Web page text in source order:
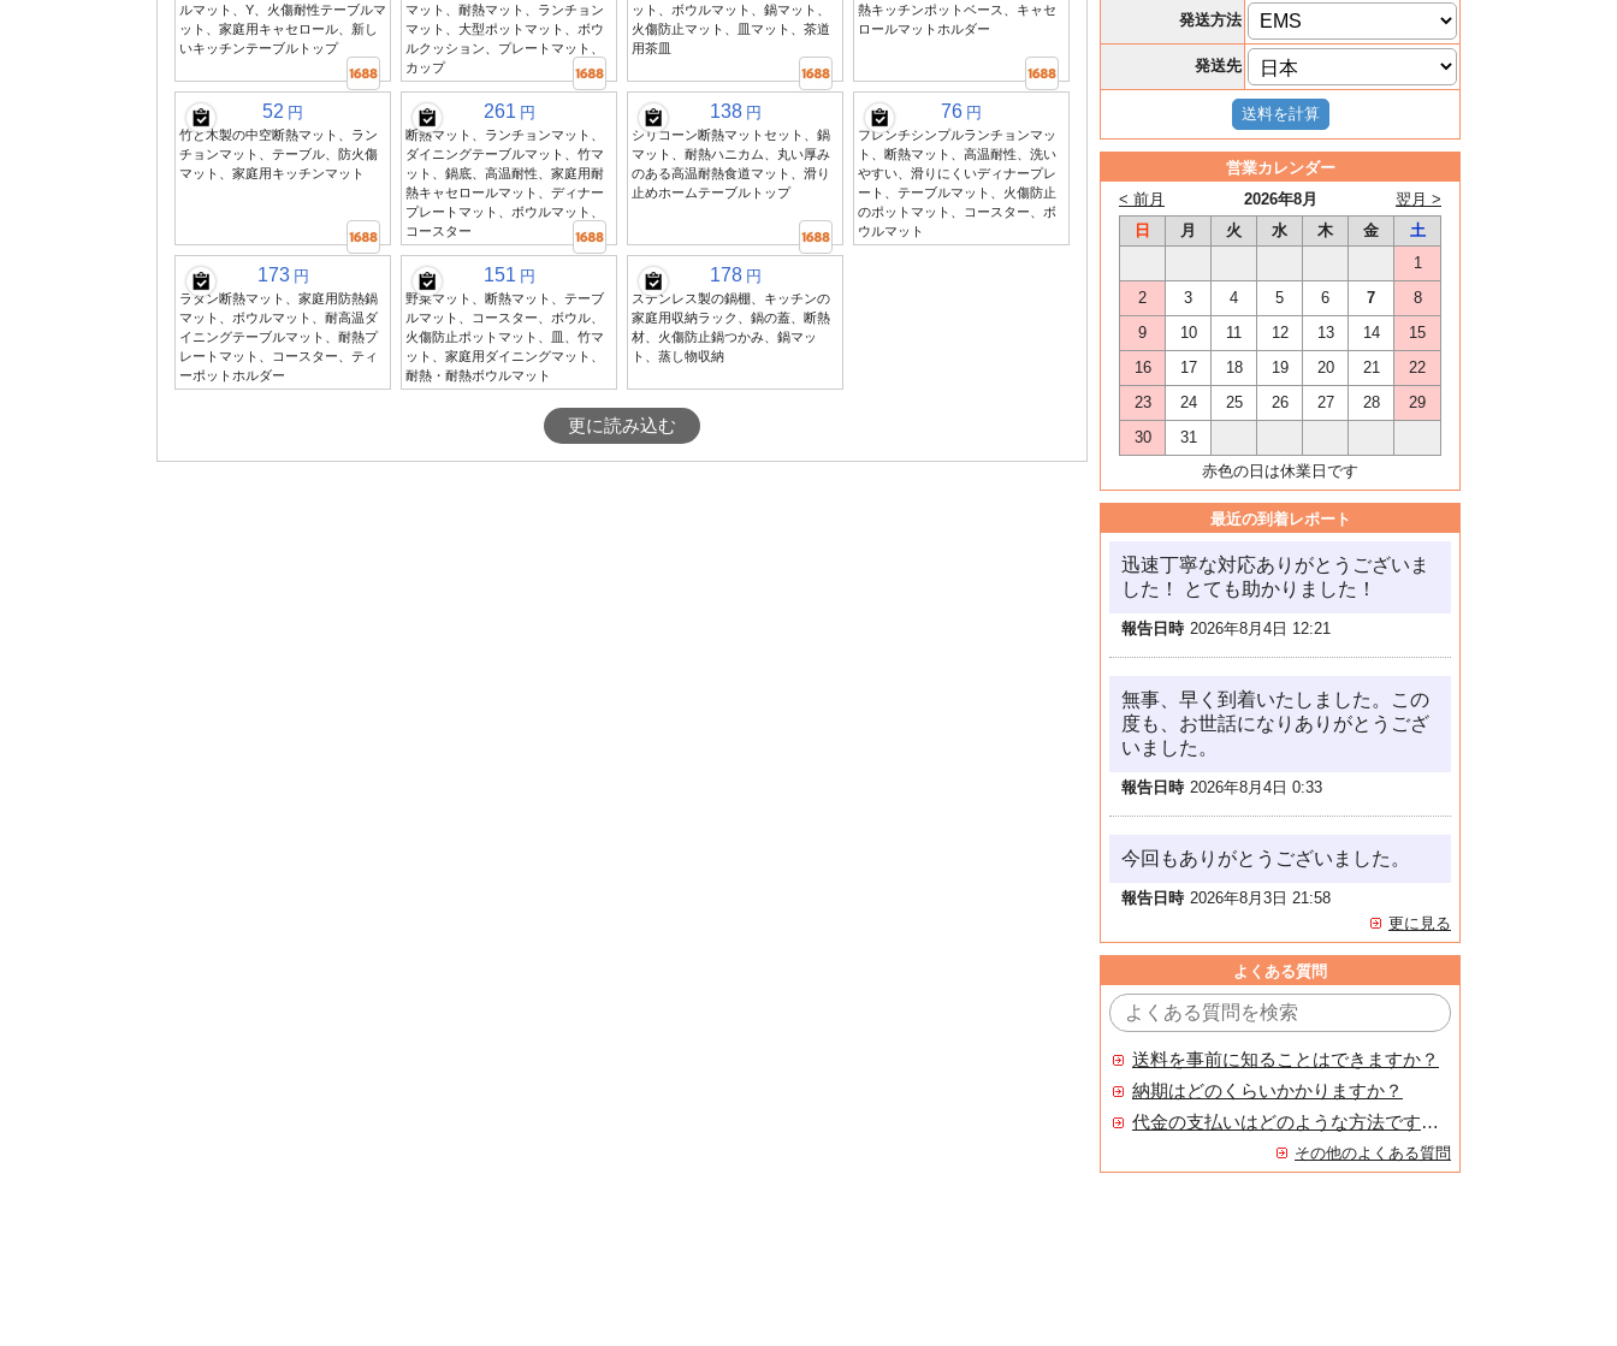
ルマット、Y、火傷耐性テーブルマ
ット、家庭用キャセロール、新し
いキッチンテーブルトップ
マット、耐熱マット、ランチョン
マット、大型ポットマット、ボウ
ルクッション、プレートマット、
カップ
ット、ボウルマット、鍋マット、
火傷防止マット、皿マット、茶道
用茶皿
熱キッチンポットベース、キャセ
ロールマットホルダー
52 円
竹と木製の中空断熱マット、ラン
チョンマット、テーブル、防火傷
マット、家庭用キッチンマット
261 円
断熱マット、ランチョンマット、
ダイニングテーブルマット、竹マ
ット、鍋底、高温耐性、家庭用耐
熱キャセロールマット、ディナー
プレートマット、ボウルマット、
コースター
138 円
シリコーン断熱マットセット、鍋
マット、耐熱ハニカム、丸い厚み
のある高温耐熱食道マット、滑り
止めホームテーブルトップ
76 円
フレンチシンプルランチョンマッ
ト、断熱マット、高温耐性、洗い
やすい、滑りにくいディナープレ
ート、テーブルマット、火傷防止
のポットマット、コースター、ボ
ウルマット
173 円
ラタン断熱マット、家庭用防熱鍋
マット、ボウルマット、耐高温ダ
イニングテーブルマット、耐熱プ
レートマット、コースター、ティ
ーポットホルダー
151 円
野菜マット、断熱マット、テーブ
ルマット、コースター、ボウル、
火傷防止ポットマット、皿、竹マ
ット、家庭用ダイニングマット、
耐熱・耐熱ボウルマット
178 円
ステンレス製の鍋棚、キッチンの
家庭用収納ラック、鍋の蓋、断熱
材、火傷防止鍋つかみ、鍋マッ
ト、蒸し物収納
更に読み込む
発送方法
発送先
営業カレンダー
2026年8月
< 前月
翌月 >
日
月 火 水 木 金
土
1
2
3 4 5 6 7
8
9
10 11 12 13 14
15
16
17 18 19 20 21
22
23
24 25 26 27 28
29
30
31
赤色の日は休業日です
最近の到着レポート
迅速丁寧な対応ありがとうございま
した！ とても助かりました！
報告日時 2026年8月4日 12:21
無事、早く到着いたしました。この
度も、お世話になりありがとうござ
いました。
報告日時 2026年8月4日 0:33
今回もありがとうございました。
報告日時 2026年8月3日 21:58
更に見る
よくある質問
送料を事前に知ることはできますか？
納期はどのくらいかかりますか？
代金の支払いはどのような方法ですか？
その他のよくある質問